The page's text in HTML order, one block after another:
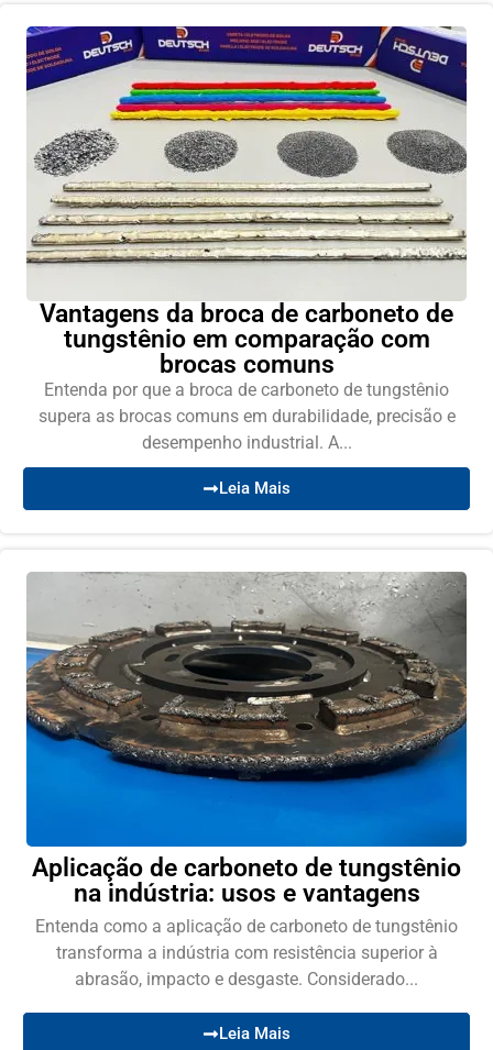
Vantagens da broca de carboneto de
tungstênio em comparação com
brocas comuns
Entenda por que a broca de carboneto de tungstênio
supera as brocas comuns em durabilidade, precisão e
desempenho industrial. A...
Leia Mais
Aplicação de carboneto de tungstênio
na indústria: usos e vantagens
Entenda como a aplicação de carboneto de tungstênio
transforma a indústria com resistência superior à
abrasão, impacto e desgaste. Considerado...
Leia Mais